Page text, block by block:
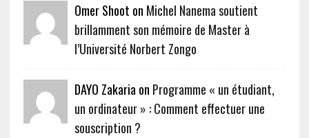
Omer Shoot on Michel Nanema soutient
brillamment son mémoire de Master à
l’Université Norbert Zongo
DAYO Zakaria on Programme « un étudiant,
un ordinateur » : Comment effectuer une
souscription ?